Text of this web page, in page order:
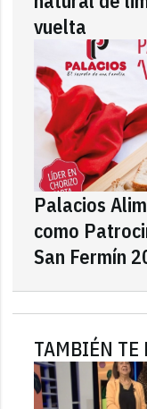
vuelta
Palacios
como
San Fermín
TAMBIÉN TE